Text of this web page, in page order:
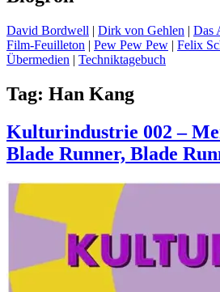
David Bordwell | Dirk von Gehlen | Das
Film-Feuilleton | Pew Pew Pew | Felix
Übermedien | Techniktagebuch
Tag: Han Kang
Kulturindustrie 002 –
Blade Runner, Blade